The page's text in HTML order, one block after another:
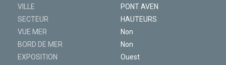
VILLE
PONT AVEN
SECTEUR
HAUTEURS
VUE MER
Non
BORD DE MER
Non
EXPOSITION
Ouest